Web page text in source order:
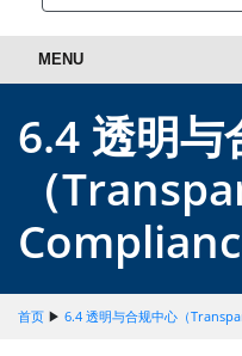
MENU
6.4 透明与
（
首页 ▶ 6.4 透明与合规中心（